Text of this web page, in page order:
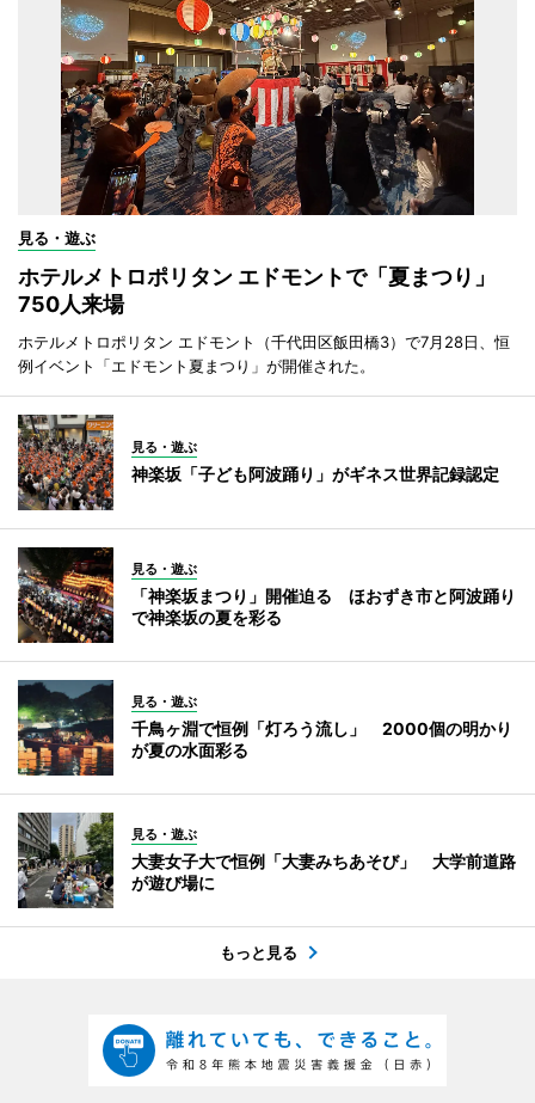
見る・遊ぶ
ホテルメトロポリタン エドモントで「夏まつり」
750人来場
ホテルメトロポリタン エドモント（千代田区飯田橋3）で7月28日、恒
例イベント「エドモント夏まつり」が開催された。
見る・遊ぶ
神楽坂「子ども阿波踊り」がギネス世界記録認定
見る・遊ぶ
「神楽坂まつり」開催迫る ほおずき市と阿波踊り
で神楽坂の夏を彩る
見る・遊ぶ
千鳥ヶ淵で恒例「灯ろう流し」 2000個の明かり
が夏の水面彩る
見る・遊ぶ
大妻女子大で恒例「大妻みちあそび」 大学前道路
が遊び場に
もっと見る